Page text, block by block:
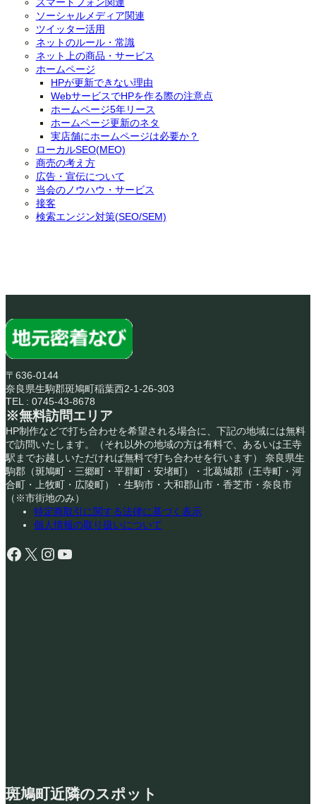
ソーシャルメディア関連
ツイッター活用
ネットのルール・常識
ネット上の商品・サービス
ホームページ
HPが更新できない理由
WebサービスでHPを作る際の注意点
ホームページ5年リース
ホームページ更新のネタ
実店舗にホームページは必要か？
ローカルSEO(MEO)
商売の考え方
広告・宣伝について
当会のノウハウ・サービス
接客
検索エンジン対策(SEO/SEM)
〒636-0144
奈良県生駒郡斑鳩町稲葉西2-1-26-303
TEL : 0745-43-8678
※無料訪問エリア
HP制作などで打ち合わせを希望される場合に、下記の地域には無料
で訪問いたします。（それ以外の地域の方は有料で、あるいは王寺
駅までお越しいただければ無料で打ち合わせを行います） 奈良県生
駒郡（斑鳩町・三郷町・平群町・安堵町）・北葛城郡（王寺町・河
合町・上牧町・広陵町）・生駒市・大和郡山市・香芝市・奈良市
（※市街地のみ）
特定商取引に関する法律に基づく表示
個人情報の取り扱いについて
Facebook X Instagram YouTube
斑鳩町近隣のスポット